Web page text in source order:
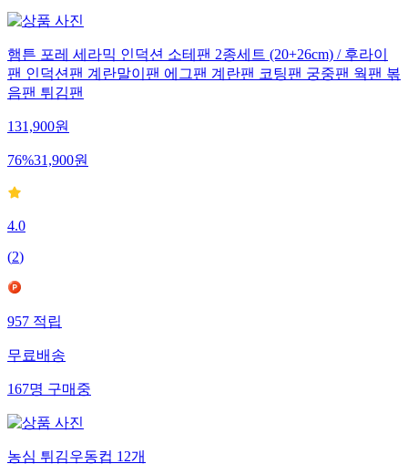
햄튼 포레 세라믹 인덕션 소테팬 2종세트 (20+26cm) / 후라이
팬 인덕션팬 계란말이팬 에그팬 계란팬 코팅팬 궁중팬 웍팬 볶
음팬 튀김팬
131,900원
76%31,900원
4.0
(2)
957 적립
무료배송
167명 구매중
농심 튀김우동컵 12개